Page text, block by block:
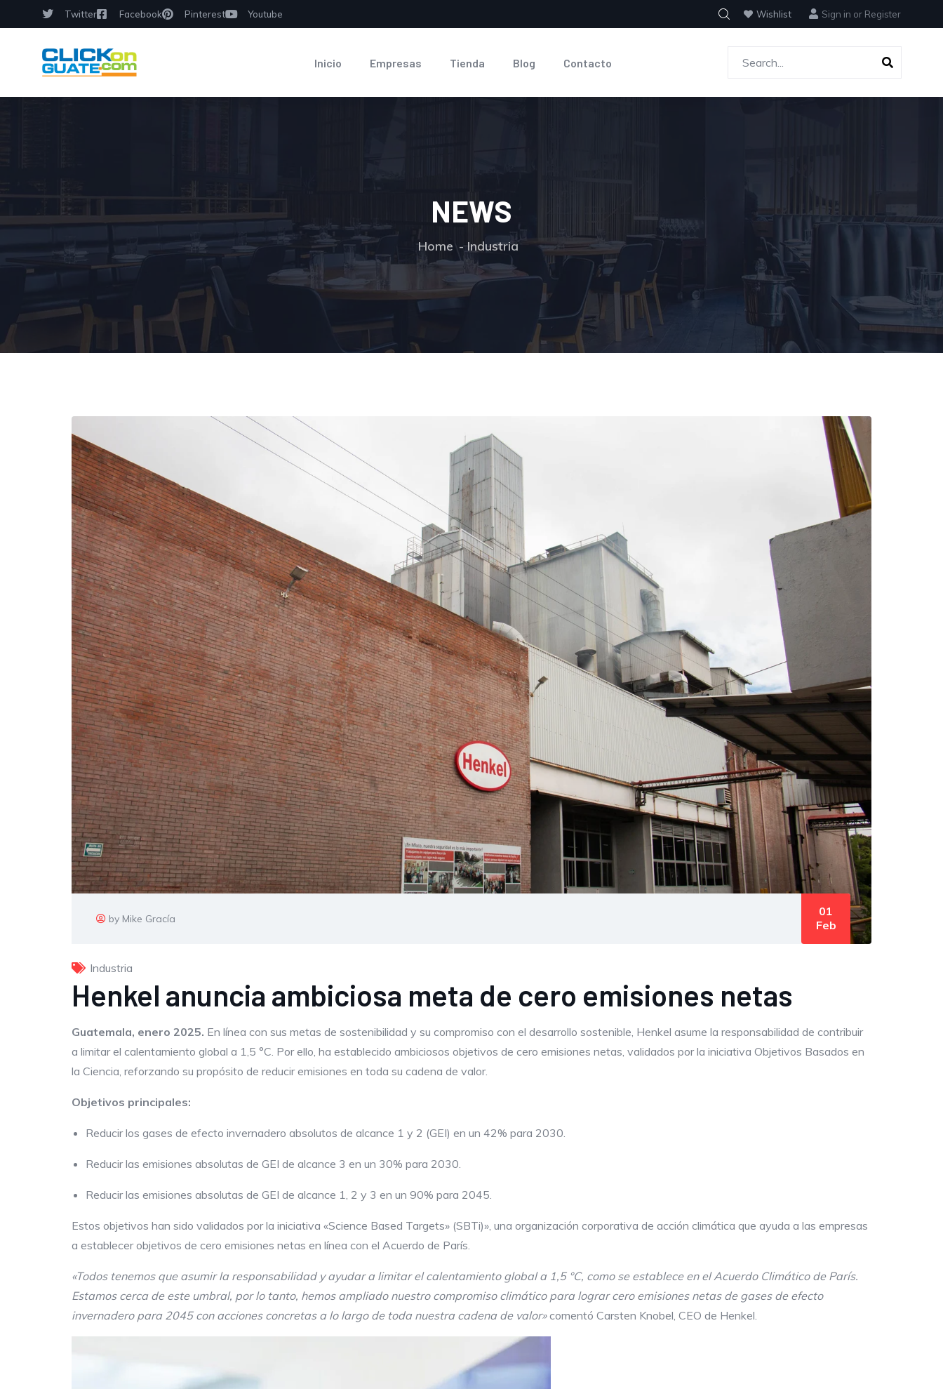
Twitter Facebook Pinterest Youtube Wishlist Sign in or Register
Inicio Empresas Tienda Blog Contacto
NEWS
Home Industria
by Mike Gracía
01
Feb
Industria
Henkel anuncia ambiciosa meta de cero emisiones netas
Guatemala, enero 2025. En línea con sus metas de sostenibilidad y su compromiso con el desarrollo sostenible, Henkel asume la responsabilidad de contribuir
a limitar el calentamiento global a 1,5 °C. Por ello, ha establecido ambiciosos objetivos de cero emisiones netas, validados por la iniciativa Objetivos Basados en
la Ciencia, reforzando su propósito de reducir emisiones en toda su cadena de valor.
Objetivos principales:
Reducir los gases de efecto invernadero absolutos de alcance 1 y 2 (GEI) en un 42% para 2030.
Reducir las emisiones absolutas de GEI de alcance 3 en un 30% para 2030.
Reducir las emisiones absolutas de GEI de alcance 1, 2 y 3 en un 90% para 2045.
Estos objetivos han sido validados por la iniciativa «Science Based Targets» (SBTi)», una organización corporativa de acción climática que ayuda a las empresas
a establecer objetivos de cero emisiones netas en línea con el Acuerdo de París.
«Todos tenemos que asumir la responsabilidad y ayudar a limitar el calentamiento global a 1,5 °C, como se establece en el Acuerdo Climático de París.
Estamos cerca de este umbral, por lo tanto, hemos ampliado nuestro compromiso climático para lograr cero emisiones netas de gases de efecto
invernadero para 2045 con acciones concretas a lo largo de toda nuestra cadena de valor»comentó Carsten Knobel, CEO de Henkel.